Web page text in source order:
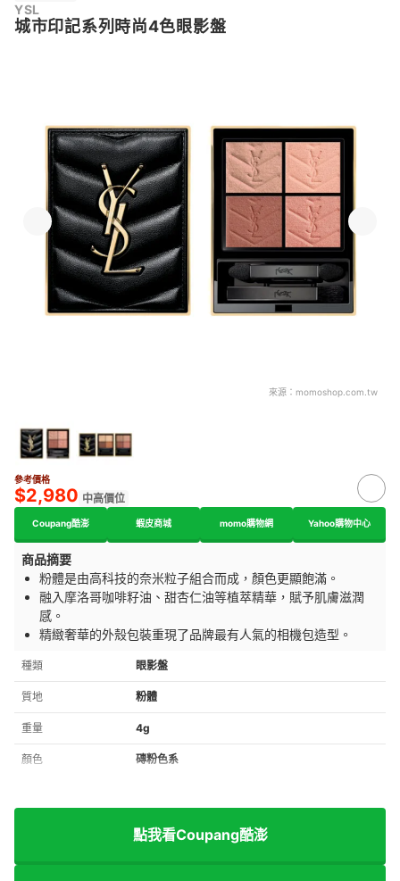
YSL
城市印記系列時尚4色眼影盤
來源： momoshop.com.tw
參考價格
$2,980 中高價位
Coupang酷澎 蝦皮商城 momo購物網 Yahoo購物中心
商品摘要
粉體是由高科技的奈米粒子組合而成，顏色更顯飽滿。
融入摩洛哥咖啡籽油、甜杏仁油等植萃精華，賦予肌膚滋潤
感。
精緻奢華的外殼包裝重現了品牌最有人氣的相機包造型。
種類 眼影盤
質地 粉體
重量 4g
顏色 磚粉色系
點我看Coupang酷澎